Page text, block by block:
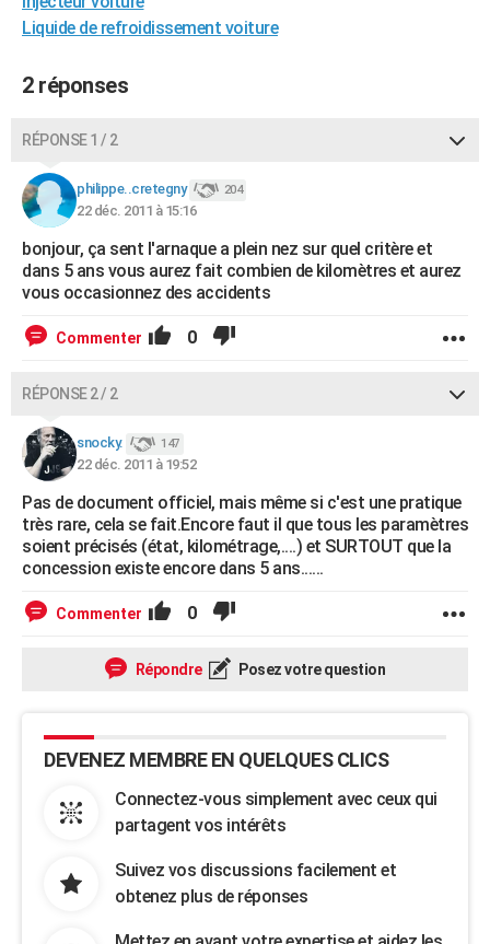
AVIS DE DÉCÈS
Bricolage
Lifestyle
Culture
Sport
Auto
Television
Voyage
Cinema
Liquide de refroidissement voiture
2 réponses
RÉPONSE 1 / 2
philippe..cretegny 204
22 déc. 2011 à 15:16
bonjour, ça sent l'arnaque a plein nez sur quel critère et
dans 5 ans vous aurez fait combien de kilomètres et aurez
vous occasionnez des accidents
Commenter 0
RÉPONSE 2 / 2
snocky. 147
22 déc. 2011 à 19:52
Pas de document officiel, mais même si c'est une pratique
très rare, cela se fait.Encore faut il que tous les paramètres
soient précisés (état, kilométrage,....) et SURTOUT que la
concession existe encore dans 5 ans......
Commenter 0
Répondre Posez votre question
DEVENEZ MEMBRE EN QUELQUES CLICS
Connectez-vous simplement avec ceux qui
partagent vos intérêts
Suivez vos discussions facilement et
obtenez plus de réponses